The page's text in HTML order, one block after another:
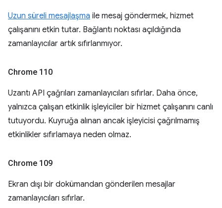
Uzun süreli mesajlaşma ile mesaj göndermek, hizmet
çalışanını etkin tutar. Bağlantı noktası açıldığında
zamanlayıcılar artık sıfırlanmıyor.
Chrome 110
Uzantı API çağrıları zamanlayıcıları sıfırlar. Daha önce,
yalnızca çalışan etkinlik işleyiciler bir hizmet çalışanını canlı
tutuyordu. Kuyruğa alınan ancak işleyicisi çağrılmamış
etkinlikler sıfırlamaya neden olmaz.
Chrome 109
Ekran dışı bir dokümandan gönderilen mesajlar
zamanlayıcıları sıfırlar.